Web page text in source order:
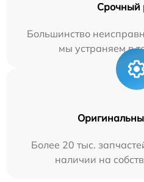
Срочный
Большинство
мы устраняем в
Более 20 тыс.
наличии на